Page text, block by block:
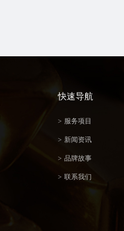
快速导航
> 服务项目
> 新闻资讯
> 品牌故事
> 联系我们